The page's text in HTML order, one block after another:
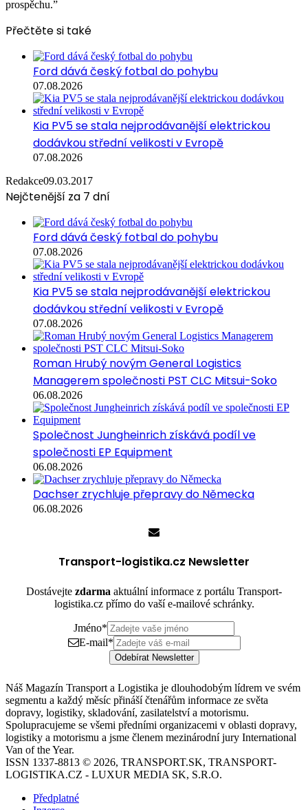
prospěchu.”
Přečtěte si také
Ford dává český fotbal do pohybu
07.08.2026
Kia PV5 se stala nejprodávanější elektrickou
dodávkou střední velikosti v Evropě
07.08.2026
Redakce09.03.2017
Nejčtenější za 7 dní
Ford dává český fotbal do pohybu
07.08.2026
Kia PV5 se stala nejprodávanější elektrickou
dodávkou střední velikosti v Evropě
07.08.2026
Roman Hrubý novým General Logistics
Managerem společnosti PST CLC Mitsui-Soko
06.08.2026
Společnost Jungheinrich získává podíl ve
společnosti EP Equipment
06.08.2026
Dachser zrychluje přepravy do Německa
06.08.2026
Transport-logistika.cz Newsletter
Dostávejte zdarma aktuální informace z portálu Transport-
logistika.cz přímo do vaší e-mailové schránky.
Jméno*
E-mail*
Odebírat Newsletter
Náš Magazín Transport a Logistika je dlouhodobým lídrem ve svém
segmentu a každý měsíc přináší čtenářům informace ze světa
dopravy, logistiky, skladování, zasilatelství a motorismu.
Spolupracujeme se všemi předními organizacemi v oblasti dopravy,
logistiky a motorismu a jsme členem mezinárodní jury International
Van of the Year.
ISSN 1337-8813 © 2026, TRANSPORT.SK, TRANSPORT-
LOGISTIKA.CZ - LUXUR MEDIA SK, S.R.O.
Předplatné